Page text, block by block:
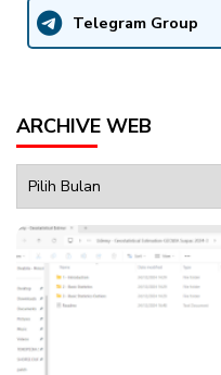
Telegram Group
ARCHIVE WEB
Web